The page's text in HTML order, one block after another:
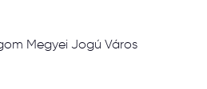
Megyei Jogú Város